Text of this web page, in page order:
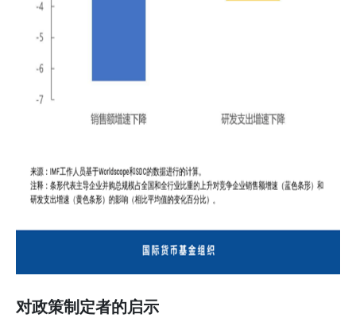
对政策制定者的启示